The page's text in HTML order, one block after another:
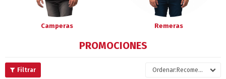
Camperas Remeras
PROMOCIONES
Recomendados